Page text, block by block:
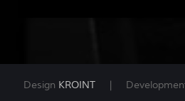
Design KROINT |